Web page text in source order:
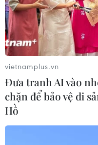
CƠ QUAN CHỦ QUẢN: THÔNG TẤN
Tổng Biên tập: TRẦN
vietnamplus.vn
Đưa tranh AI vào
chặn để bảo vệ di
Hồ